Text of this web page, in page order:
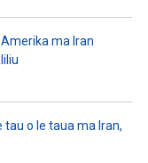
ma Iran
tau o le taua ma Iran,